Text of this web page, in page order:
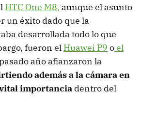
HTC One M8, aunque el asunto
un éxito dado que la
desarrollada todo lo que
fueron el Huawei P9 oel
año afianzaron la
además a la cámara en
importancia dentro del